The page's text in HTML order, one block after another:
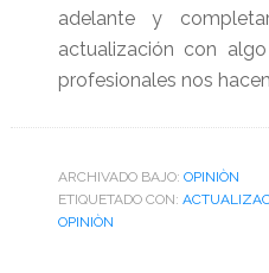
adelante y
actualización con
profesionales nos
ARCHIVADO BAJO: OPINIÒN
ETIQUETADO CON:
OPINIÒN